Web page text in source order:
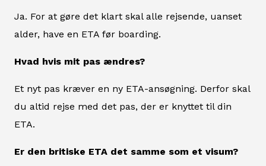
Ja. For at gøre det klart skal alle rejsende, uanset
alder, have en ETA før boarding.
Hvad hvis mit pas ændres?
Et nyt pas kræver en ny ETA-ansøgning. Derfor skal
du altid rejse med det pas, der er knyttet til din
ETA.
Er den britiske ETA det samme som et visum?